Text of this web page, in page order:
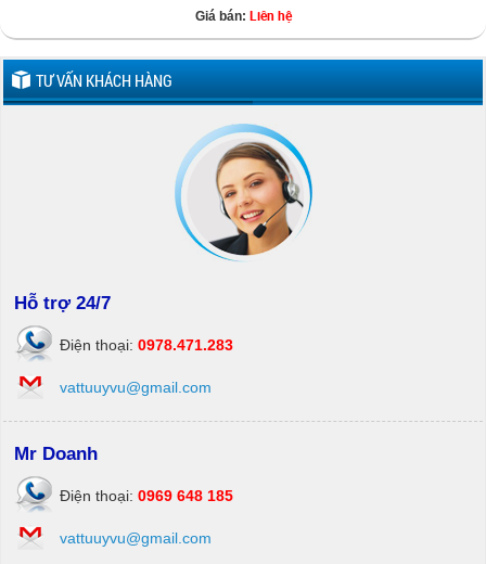
Giá bán: Liên hệ
TƯ VẤN KHÁCH HÀNG
Hỗ trợ 24/7
Điện thoại: 0978.471.283
vattuuyvu@gmail.com
Mr Doanh
Điện thoại: 0969 648 185
vattuuyvu@gmail.com